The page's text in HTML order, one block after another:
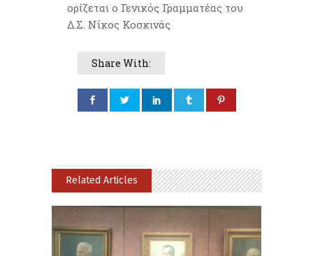
ορίζεται ο Γενικός Γραμματέας του
Δ.Σ. Νίκος Κοσκινάς
Share With:
Related Articles